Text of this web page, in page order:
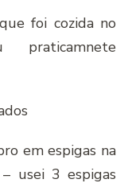
foi cozida no
em espigas na
usei 3 espigas